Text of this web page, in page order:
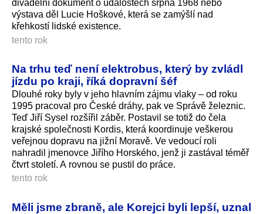
divadelní dokument o událostech srpna 1968 nebo
výstava děl Lucie Hoškové, která se zamýšlí nad
křehkostí lidské existence.
tento rok
Na trhu teď není elektrobus, který by zvládl
jízdu po kraji, říká dopravní šéf
Dlouhé roky byly v jeho hlavním zájmu vlaky – od roku
1995 pracoval pro České dráhy, pak ve Správě železnic.
Teď Jiří Sysel rozšířil záběr. Postavil se totiž do čela
krajské společnosti Kordis, která koordinuje veškerou
veřejnou dopravu na jižní Moravě. Ve vedoucí roli
nahradil jmenovce Jiřího Horského, jenž ji zastával téměř
čtvrt století. A rovnou se pustil do práce.
tento rok
Měli jsme zbraně, ale Korejci byli lepší, uznal